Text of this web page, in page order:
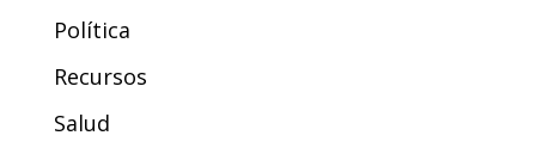
Política
Recursos
Salud